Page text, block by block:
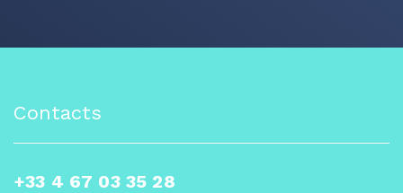
Contacts
+33 4 67 03 35 28